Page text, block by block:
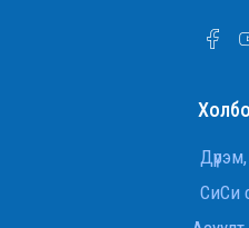
Л.Эрдэнэчулуун сайд
INTERNATIONAL
СиСи